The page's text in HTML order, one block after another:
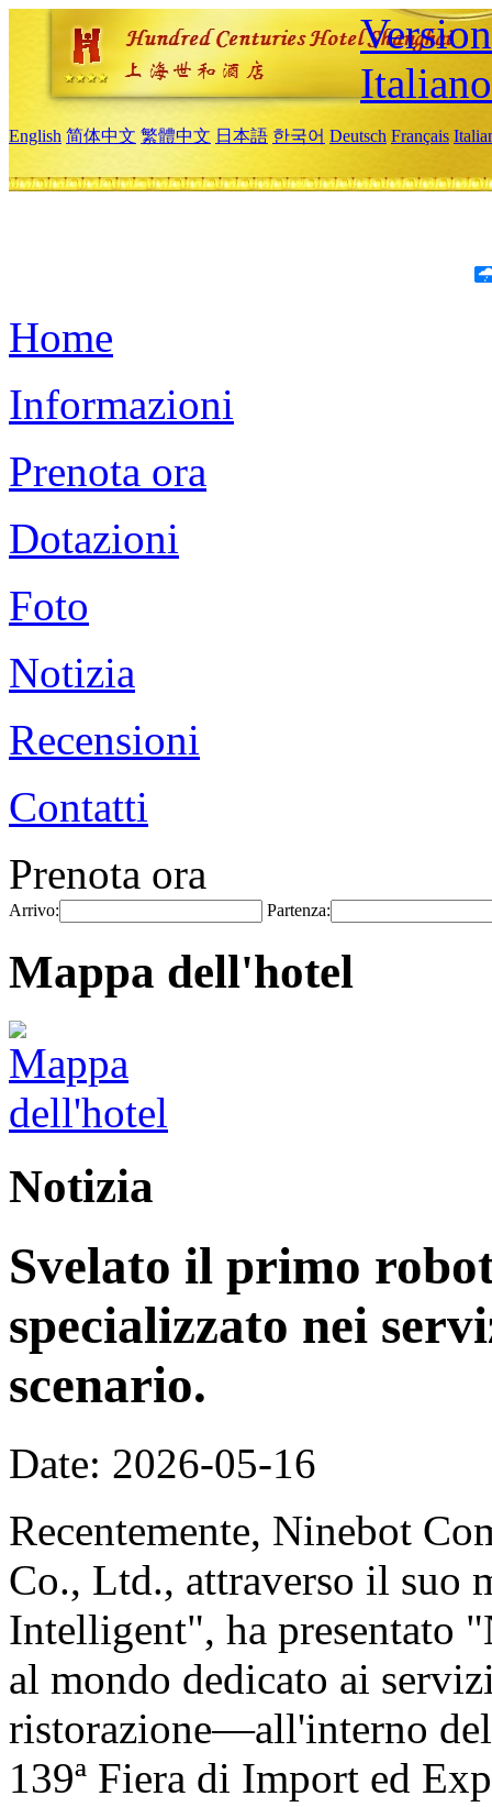
Italiano
English 简体中文 繁體中文 日本語 한국어 Deutsch Français
Home
Informazioni
Prenota ora
Dotazioni
Foto
Notizia
Recensioni
Contatti
Prenota ora
Arrivo: Partenza:
Mappa dell'hotel
Notizia
Svelato il primo
specializzato nei
scenario.
Date: 2026-05-16
Recentemente, Ninebot
Co., Ltd., attraverso il suo
Intelligent", ha
al mondo dedicato ai
ristorazione—all'interno
139ª Fiera di Import ed